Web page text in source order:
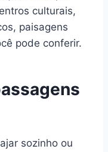
culturais,
paisagens
pode conferir.
sozinho ou